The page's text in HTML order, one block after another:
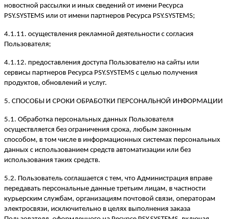
новостной рассылки и иных сведений от имени Ресурса
PSY.SYSTEMS или от имени партнеров Ресурса PSY.SYSTEMS;
4.1.11. осуществления рекламной деятельности с согласия
Пользователя;
4.1.12. предоставления доступа Пользователю на сайты или
сервисы партнеров Ресурса PSY.SYSTEMS с целью получения
продуктов, обновлений и услуг.
5. СПОСОБЫ И СРОКИ ОБРАБОТКИ ПЕРСОНАЛЬНОЙ ИНФОРМАЦИИ
5.1. Обработка персональных данных Пользователя
осуществляется без ограничения срока, любым законным
способом, в том числе в информационных системах персональных
данных с использованием средств автоматизации или без
использования таких средств.
5.2. Пользователь соглашается с тем, что Администрация вправе
передавать персональные данные третьим лицам, в частности
курьерским службам, организациям почтовой связи, операторам
электросвязи, исключительно в целях выполнения заказа